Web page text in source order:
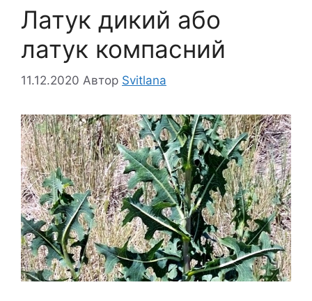
Латук дикий або
латук компасний
11.12.2020 Автор Svitlana